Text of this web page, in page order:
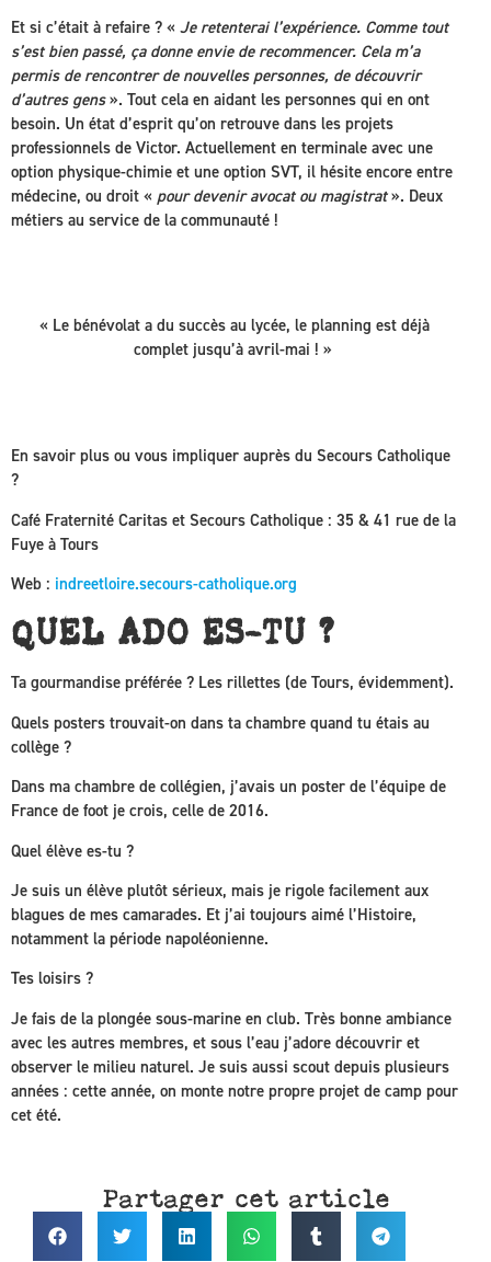
Et si c’était à refaire ? « Je retenterai l’expérience. Comme tout
s’est bien passé, ça donne envie de recommencer. Cela m’a
permis de rencontrer de nouvelles personnes, de découvrir
d’autres gens». Tout cela en aidant les personnes qui en ont
besoin. Un état d’esprit qu’on retrouve dans les projets
professionnels de Victor. Actuellement en terminale avec une
option physique-chimie et une option SVT, il hésite encore entre
médecine, ou droit « pour devenir avocat ou magistrat». Deux
métiers au service de la communauté !
« Le bénévolat a du succès au lycée, le planning est déjà
complet jusqu’à avril-mai ! »
En savoir plus ou vous impliquer auprès du Secours Catholique
?
Café Fraternité Caritas et Secours Catholique : 35 & 41 rue de la
Fuye à Tours
Web : indreetloire.secours-catholique.org
QUEL ADO ES-TU ?
Ta gourmandise préférée ? Les rillettes (de Tours, évidemment).
Quels posters trouvait-on dans ta chambre quand tu étais au
collège ?
Dans ma chambre de collégien, j’avais un poster de l’équipe de
France de foot je crois, celle de 2016.
Quel élève es-tu ?
Je suis un élève plutôt sérieux, mais je rigole facilement aux
blagues de mes camarades. Et j’ai toujours aimé l’Histoire,
notamment la période napoléonienne.
Tes loisirs ?
Je fais de la plongée sous-marine en club. Très bonne ambiance
avec les autres membres, et sous l’eau j’adore découvrir et
observer le milieu naturel. Je suis aussi scout depuis plusieurs
années : cette année, on monte notre propre projet de camp pour
cet été.
Partager cet article